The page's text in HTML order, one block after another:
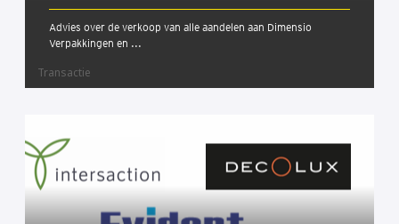
Advies over de verkoop van alle aandelen aan Dimensio
Verpakkingen en ...
Transactie